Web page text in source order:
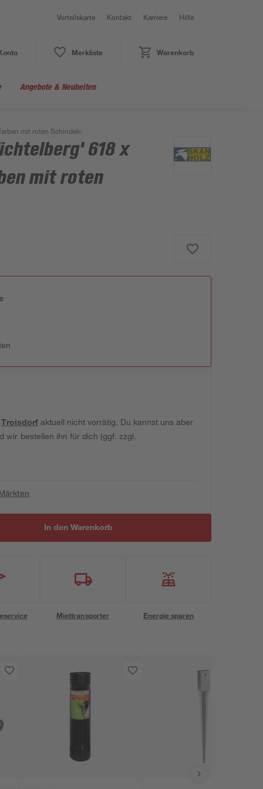
Vorteilskarte Kontakt Karriere Hilfe
Merkliste Warenkorb
Angebote & Neuheiten
mit roten Schindeln
618 x
mit roten
Troisdorfaktuell nicht vorrätig. Du kannst uns aber
wir bestellen ihn für dich (ggf. zzgl.
In den Warenkorb
Miettransporter Energie sparen